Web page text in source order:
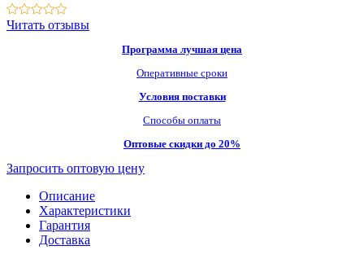
Читать отзывы
Программа лучшая цена
Оперативные сроки
Условия поставки
Способы оплаты
Оптовые скидки до 20%
Запросить оптовую цену
Описание
Характеристики
Гарантия
Доставка